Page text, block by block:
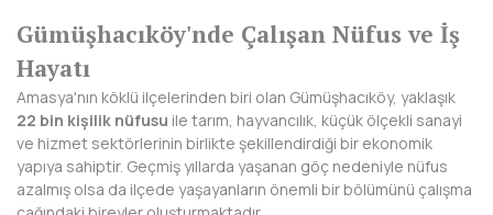
BİTLİS
BOLU
BURDUR
BURSA
Gümüşhacıköy'nde Çalışan Nüfus ve İş
Hayatı
Amasya'nın köklü ilçelerinden biri olan Gümüşhacıköy, yaklaşık
22 bin kişilik nüfusu ile tarım, hayvancılık, küçük ölçekli sanayi
ve hizmet sektörlerinin birlikte şekillendirdiği bir ekonomik
yapıya sahiptir. Geçmiş yıllarda yaşanan göç nedeniyle nüfus
azalmış olsa da ilçede yaşayanların önemli bir bölümünü çalışma